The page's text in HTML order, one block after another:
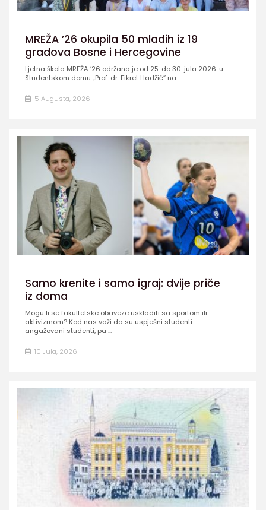
MREŽA ’26 okupila 50 mladih iz 19
gradova Bosne i Hercegovine
Ljetna škola MREŽA ’26 održana je od 25. do 30. jula 2026. u
Studentskom domu „Prof. dr. Fikret Hadžić” na ...
5 Augusta, 2026
Samo krenite i samo igraj: dvije priče
iz doma
Mogu li se fakultetske obaveze uskladiti sa sportom ili
aktivizmom? Kod nas važi da su uspješni studenti
angažovani studenti, pa ...
10 Jula, 2026